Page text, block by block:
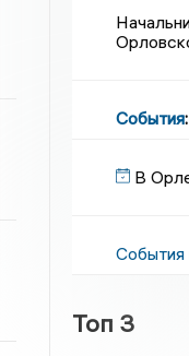
События:
В
Топ 3